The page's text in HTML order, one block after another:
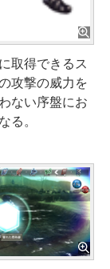
取得できるス
攻撃の威力を
ない序盤にお
る。